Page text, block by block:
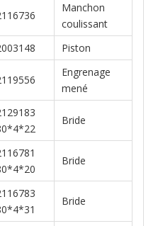
Manchon
coulissant
Piston
Engrenage
mené
Bride
Bride
Bride